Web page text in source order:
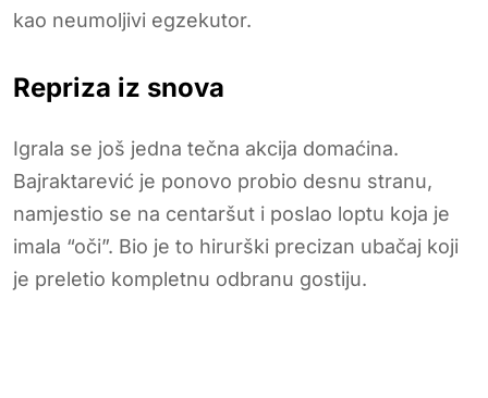
kao neumoljivi egzekutor.
Repriza iz snova
Igrala se još jedna tečna akcija domaćina.
Bajraktarević je ponovo probio desnu stranu,
namjestio se na centaršut i poslao loptu koja je
imala “oči”. Bio je to hirurški precizan ubačaj koji
je preletio kompletnu odbranu gostiju.